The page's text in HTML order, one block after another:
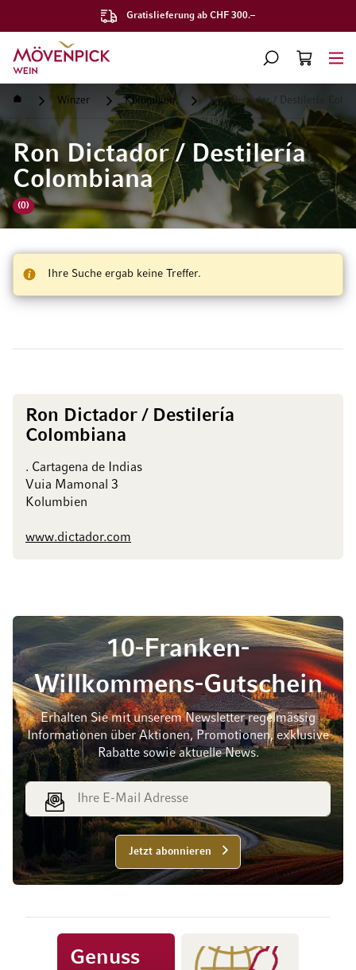
Gratislieferung ab CHF 300.–
Zur Startseite
SUCHE
WARENKORB
Startseite Winzer Kolumbien Ron Dictador / Destilería
Ron Dictador / Destilería
Colombiana
(0)
Ihre Suche ergab keine Treffer.
Ron Dictador / Destilería
Colombiana
. Cartagena de Indias
Vuia Mamonal 3
Kolumbien
www.dictador.com
10-Franken-
Willkommens-Gutschein
Erhalten Sie mit unserem Newsletter regelmässig
Informationen über Aktionen, Promotionen, exklusive
Rabatte sowie aktuelle News.
E-Mail Adresse
Jetzt abonnieren
Genuss